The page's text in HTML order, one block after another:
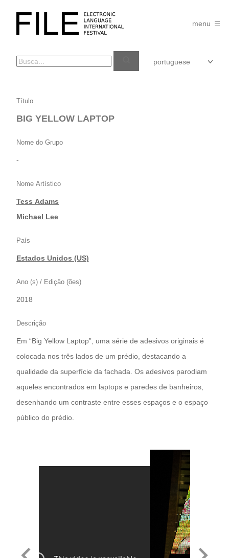
FILE
FESTIVAL
menu
BIG
YELLOW
Título
BIG YELLOW LAPTOP
Nome do Grupo
-
Nome Artístico
Tess Adams
|Michael Lee
País
Estados Unidos (US)
Ano (s) / Edição (ões)
2018
Descrição
Em “Big Yellow Laptop”, uma série de adesivos originais é
colocada nos três lados de um prédio, destacando a
qualidade da superfície da fachada. Os adesivos parodiam
aqueles encontrados em laptops e paredes de banheiros,
desenhando um contraste entre esses espaços e o espaço
público do prédio.